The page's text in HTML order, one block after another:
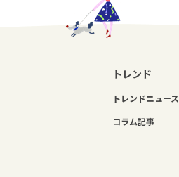
トレンド
トレンドニュース
コラム記事